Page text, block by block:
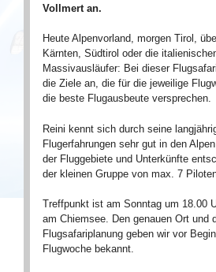
Vollmert an.
Heute Alpenvorland, morgen Tirol,
Kärnten, Südtirol oder die
Massivausläufer: Bei dieser
die Ziele an, die für die jeweilige
die beste Flugausbeute versprechen.
Reini kennt sich durch seine
Flugerfahrungen sehr gut in den
der Fluggebiete und Unterkünfte
der kleinen Gruppe von max. 7
Treffpunkt ist am Sonntag um 18.00
am Chiemsee. Den genauen Ort und
Flugsafariplanung geben wir vor
Flugwoche bekannt.